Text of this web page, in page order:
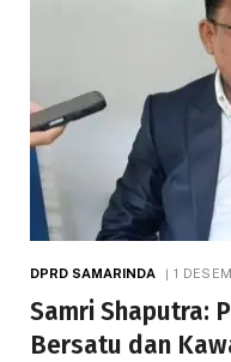
DPRD SAMARINDA 1
Samri Shaputra:
Bersatu dan